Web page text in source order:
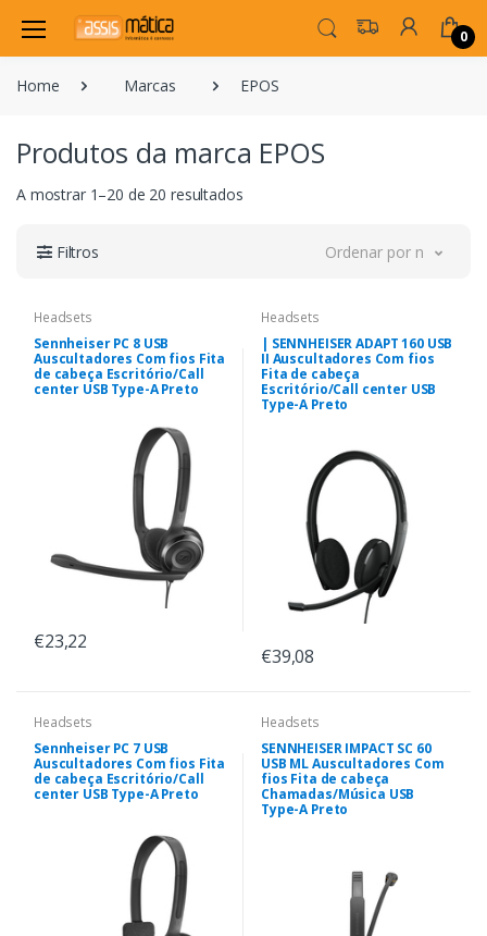
0
Home Marcas EPOS
Produtos da marca EPOS
A mostrar 1–20 de 20 resultados
Filtros Ordenar por novidade
Headsets
Sennheiser PC 8 USB
Auscultadores Com fios Fita
de cabeça Escritório/Call
center USB Type-A Preto
€23,22
Headsets
| SENNHEISER ADAPT 160 USB
II Auscultadores Com fios
Fita de cabeça
Escritório/Call center USB
Type-A Preto
€39,08
Headsets
Sennheiser PC 7 USB
Auscultadores Com fios Fita
de cabeça Escritório/Call
center USB Type-A Preto
Headsets
SENNHEISER IMPACT SC 60
USB ML Auscultadores Com
fios Fita de cabeça
Chamadas/Música USB
Type-A Preto